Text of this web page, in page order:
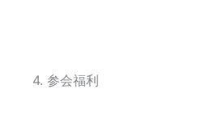
4. 参会福利